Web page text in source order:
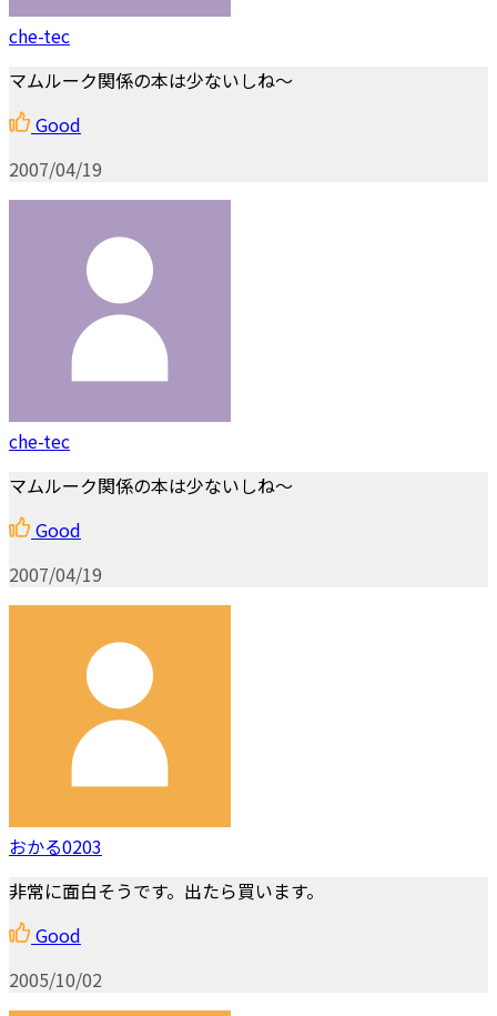
che-tec
マムルーク関係の本は少ないしね～
Good
2007/04/19
che-tec
マムルーク関係の本は少ないしね～
Good
2007/04/19
おかる0203
非常に面白そうです。出たら買います。
Good
2005/10/02